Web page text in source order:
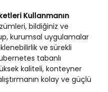
Kullanmanın
bildiğiniz ve
kurumsal uygulamalar
ve sürekli
tabanlı
kaliteli, konteyner
kolay ve güçlü